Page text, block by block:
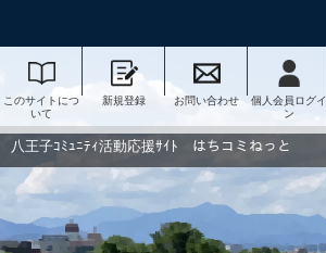
このサイトにつ
いて
新規登録 お問い合わせ
個人会員ログイ
ン
八王子ｺﾐｭﾆﾃｨ活動応援ｻｲﾄ はちコミねっと